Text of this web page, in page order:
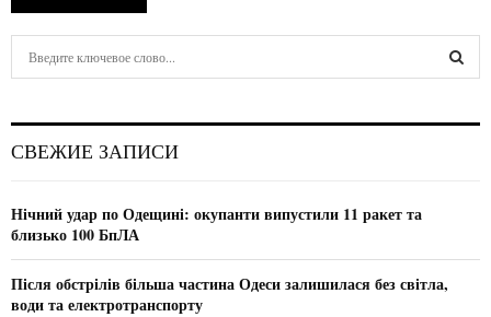
h
o
r
СВЕЖИЕ ЗАПИСИ
Нічний удар по Одещині: окупанти випустили 11 ракет та
близько 100 БпЛА
Після обстрілів більша частина Одеси залишилася без світла,
води та електротранспорту